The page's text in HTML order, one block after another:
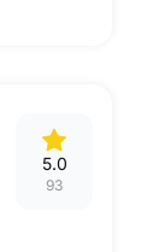
5.0
93